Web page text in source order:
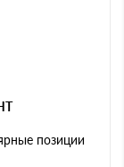
позиции